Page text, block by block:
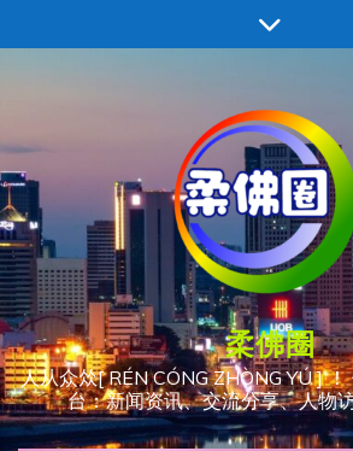
至
柔佛圈
人从众𠈌[ RÉN CÓNG ZHÒNG YÚ ]
台：新闻资讯、交流分享、人物